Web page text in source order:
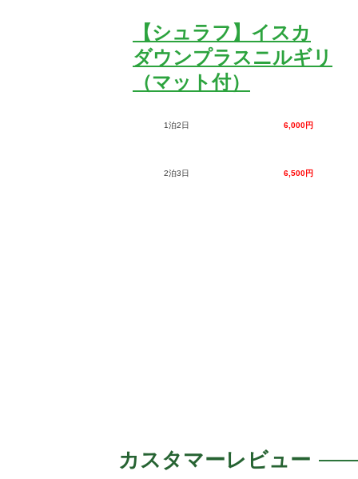
【シュラフ】イスカ
ダウンプラスニルギリ
（マット付）
1泊2日 6,000円
2泊3日 6,500円
カスタマーレビュー